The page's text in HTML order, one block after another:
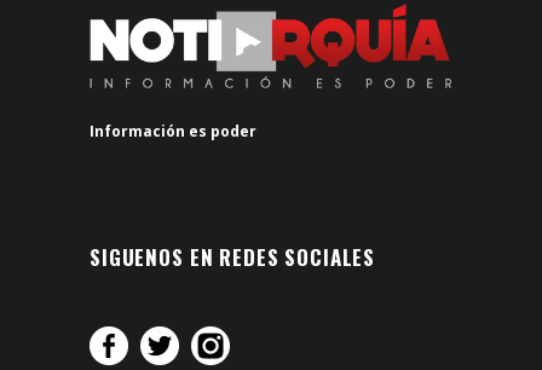
Información es poder
SIGUENOS EN REDES SOCIALES